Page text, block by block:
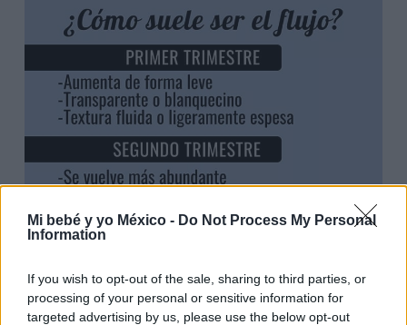
Mi bebé y yo México - Do Not Process My Personal
Information
If you wish to opt-out of the sale, sharing to third parties, or
processing of your personal or sensitive information for
targeted advertising by us, please use the below opt-out